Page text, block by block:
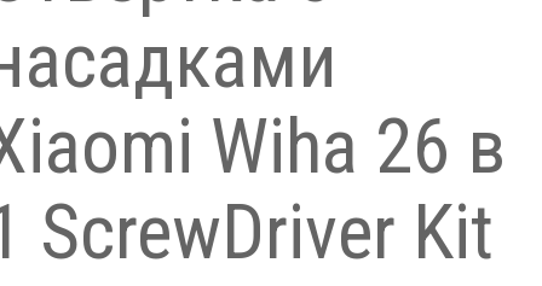
Wiha 26 в
ScrewDriver Kit